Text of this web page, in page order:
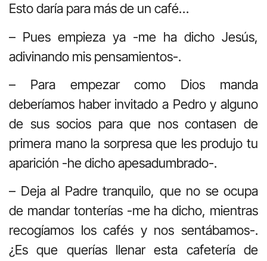
Esto daría para más de un café…
– Pues empieza ya -me ha dicho Jesús,
adivinando mis pensamientos-.
– Para empezar como Dios manda
deberíamos haber invitado a Pedro y alguno
de sus socios para que nos contasen de
primera mano la sorpresa que les produjo tu
aparición -he dicho apesadumbrado-.
– Deja al Padre tranquilo, que no se ocupa
de mandar tonterías -me ha dicho, mientras
recogíamos los cafés y nos sentábamos-.
¿Es que querías llenar esta cafetería de